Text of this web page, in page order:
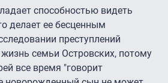
способностью видеть
делает ее бесценным
преступлений
семьи Островских, потому
все время "говорит